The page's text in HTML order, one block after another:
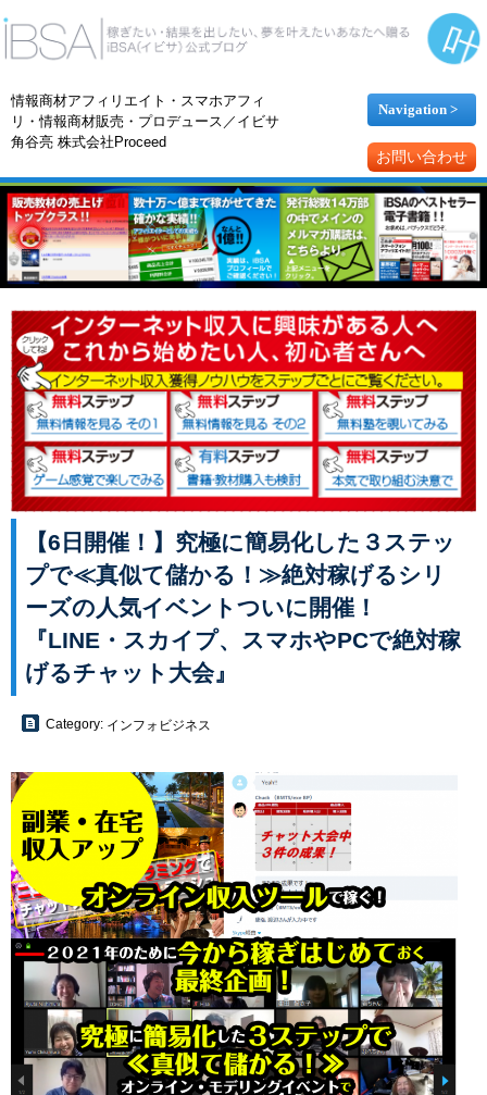
情報商材アフィリエイト・スマホアフィ
リ・情報商材販売・プロデュース／イビサ
角谷亮 株式会社Proceed
Navigation >
お問い合わせ
【6日開催！】究極に簡易化した３ステッ
プで≪真似て儲かる！≫絶対稼げるシリ
ーズの人気イベントついに開催！
『LINE・スカイプ、スマホやPCで絶対稼
げるチャット大会』
Category: インフォビジネス